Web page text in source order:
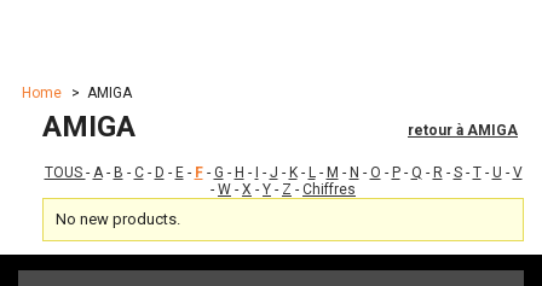
Home > AMIGA
retour à AMIGA
AMIGA
TOUS - A- B - C- D - E- F- G - H - - J - K- L- M - N - O - P- Q - R - S- T- U - V
- W - X - Y - Z - Chiffres
No new products.